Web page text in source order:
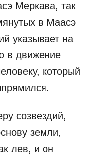
Меркава, так
в Маасэ
указывает на
в движение
который
созвездий,
земли,
лев, и он